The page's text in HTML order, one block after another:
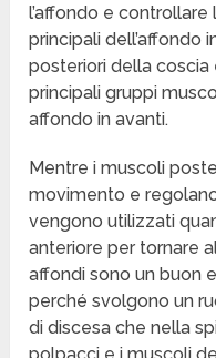
l’affondo e
principali dell’affondo
posteriori della coscia
principali gruppi
affondo in avanti.
Mentre i muscoli
movimento e
vengono utilizzati
anteriore per tornare
affondi sono un buon
perché svolgono un
di discesa che nella